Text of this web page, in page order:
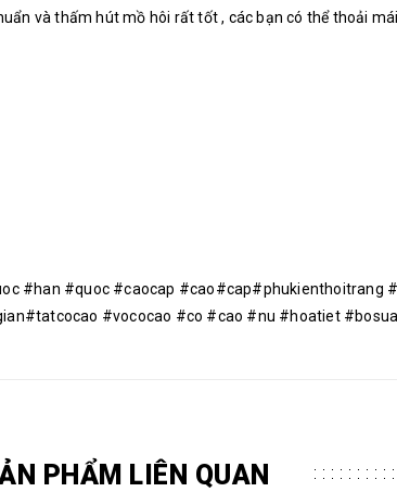
và thấm hút mồ hôi rất tốt , các bạn có thể thoải mái
#han #quoc #caocap #cao#cap#phukienthoitrang
#vococao #co #cao #nu #hoatiet
PHẨM LIÊN QUAN